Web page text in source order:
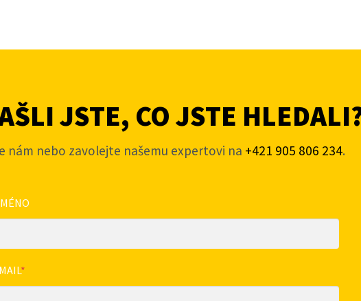
JSTE, CO JSTE
nám nebo zavolejte našemu expertovi na +421 905 806 234.
*